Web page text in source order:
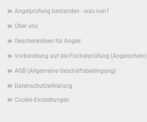
Angelprüfung bestanden - was nun?
Über uns
Geschenkideen für Angler
Vorbereitung auf die Fischerprüfung (Angelschein)
AGB (Allgemeine Geschäftsbedingung)
Datenschutzerklärung
Cookie Einstellungen